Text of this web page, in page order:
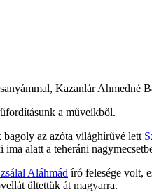
Kazanlár
a műveikből.
az azóta világhírűvé lett
alatt a teheráni
Aláhmád író felesége volt,
ültettük át magyarra.